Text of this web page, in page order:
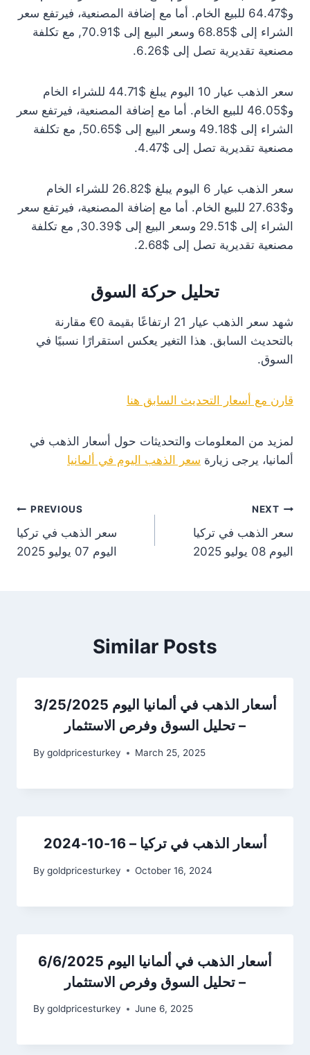
و$64.47 للبيع الخام. أما مع إضافة المصنعية، فيرتفع سعر
الشراء إلى $68.85 وسعر البيع إلى $70.91, مع تكلفة
مصنعية تقديرية تصل إلى $6.26.
سعر الذهب عيار 10 اليوم يبلغ $44.71 للشراء الخام
و$46.05 للبيع الخام. أما مع إضافة المصنعية، فيرتفع سعر
الشراء إلى $49.18 وسعر البيع إلى $50.65, مع تكلفة
مصنعية تقديرية تصل إلى $4.47.
سعر الذهب عيار 6 اليوم يبلغ $26.82 للشراء الخام
و$27.63 للبيع الخام. أما مع إضافة المصنعية، فيرتفع سعر
الشراء إلى $29.51 وسعر البيع إلى $30.39, مع تكلفة
مصنعية تقديرية تصل إلى $2.68.
تحليل حركة السوق
شهد سعر الذهب عيار 21 ارتفاعًا بقيمة 0€ مقارنة
بالتحديث السابق. هذا التغير يعكس استقرارًا نسبيًا في
السوق.
قارن مع أسعار التحديث السابق هنا
لمزيد من المعلومات والتحديثات حول أسعار الذهب في
ألمانيا، يرجى زيارة سعر الذهب اليوم في ألمانيا
PREVIOUS
سعر الذهب في تركيا
اليوم 07 يوليو 2025
NEXT
سعر الذهب في تركيا
اليوم 08 يوليو 2025
Similar Posts
أسعار الذهب في ألمانيا اليوم 3/25/2025
– تحليل السوق وفرص الاستثمار
By goldpricesturkey March 25, 2025
أسعار الذهب في تركيا – 16-10-2024
By goldpricesturkey October 16, 2024
أسعار الذهب في ألمانيا اليوم 6/6/2025
– تحليل السوق وفرص الاستثمار
By goldpricesturkey June 6, 2025